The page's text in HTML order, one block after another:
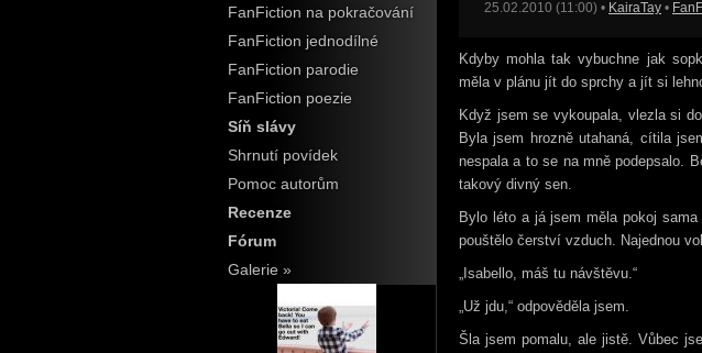
FanFiction na pokračování
FanFiction jednodílné
FanFiction parodie
FanFiction poezie
Síň slávy
Shrnutí povídek
Pomoc autorům
Recenze
Fórum
Galerie »
25.02.2010 (11:00) • KairaTay •
Kdyby mohla tak vybuchne jak
měla v plánu jít do sprchy a jít si
Když jsem se vykoupala, vlezla si
Byla jsem hrozně utahaná, cítila
nespala a to se na mně podepsalo.
takový divný sen.
Bylo léto a já jsem měla pokoj
pouštělo čerství vzduch. Najednou
„Isabello, máš tu návštěvu.“
„Už jdu,“ odpověděla jsem.
Šla jsem pomalu, ale jistě. Vůbec